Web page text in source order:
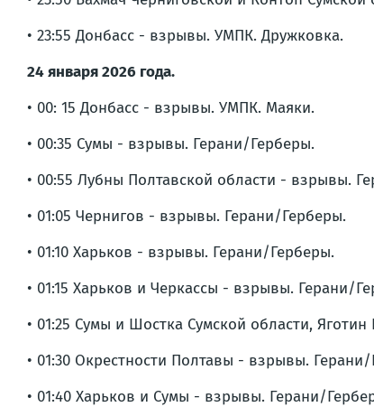
• 23:55 Донбасс - взрывы. УМПК. Дружковка.
24 января 2026 года.
• 00: 15 Донбасс - взрывы. УМПК. Маяки.
• 00:35 Сумы - взрывы. Герани/Герберы.
• 00:55 Лубны Полтавской области - взрывы.
• 01:05 Чернигов - взрывы. Герани/Герберы.
• 01:10 Харьков - взрывы. Герани/Герберы.
• 01:15 Харьков и Черкассы - взрывы. Герани/
• 01:25 Сумы и Шостка Сумской области,
• 01:30 Окрестности Полтавы - взрывы.
• 01:40 Харьков и Сумы - взрывы. Герани/